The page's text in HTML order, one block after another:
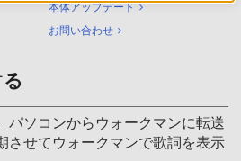
本体アップデート
お問い合わせ
パソコンからウォークマンに転送
させてウォークマンで歌詞を表示